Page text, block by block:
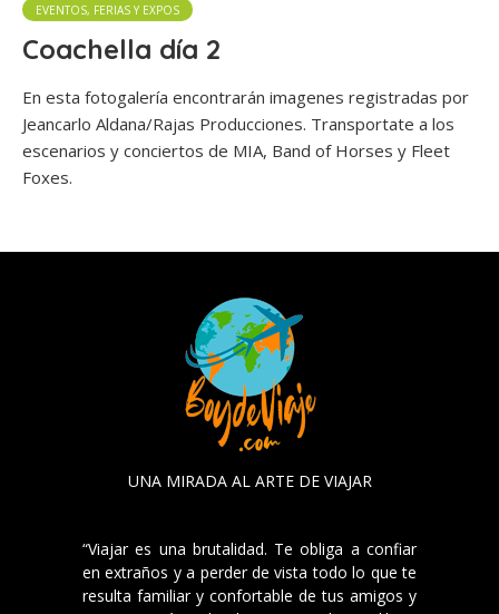
EVENTOS, FERIAS Y EXPOS
Coachella día 2
En esta fotogalería encontrarán imagenes registradas por
Jeancarlo Aldana/Rajas Producciones. Transportate a los
escenarios y conciertos de MIA, Band of Horses y Fleet
Foxes.
UNA MIRADA AL ARTE DE VIAJAR
“Viajar es una brutalidad. Te obliga a confiar
en extraños y a perder de vista todo lo que te
resulta familiar y confortable de tus amigos y